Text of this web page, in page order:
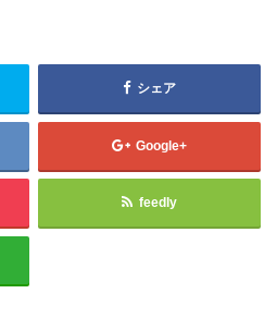
シェア
Google+
feedly